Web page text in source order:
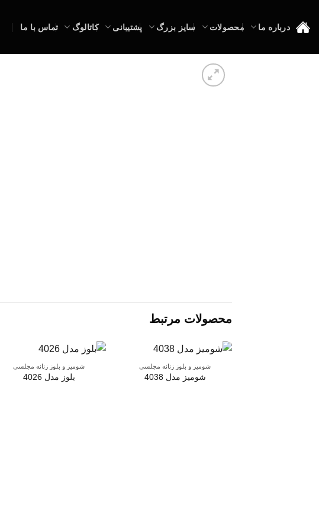
content
درباره ما محصولات سایز بزرگ پشتیبانی کاتالوگ تماس با ما
محصولات مرتبط
شومیز و بلوز زنانه مجلسی
شومیز مدل 4038
شومیز و بلوز زنانه مجلسی
بلوز مدل 4026